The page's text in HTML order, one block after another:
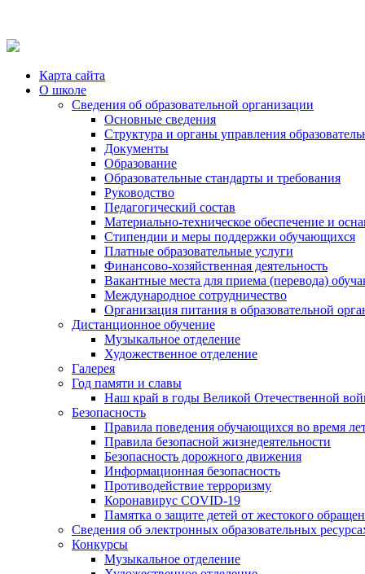
Карта сайта
О школе
Сведения об образовательной организации
Основные сведения
Структура и органы управления
Документы
Образование
Образовательные стандарты и требования
Руководство
Педагогический состав
Материально-техническое обеспечение и
Стипендии и меры поддержки обучающихся
Платные образовательные услуги
Финансово-хозяйственная деятельность
Вакантные места для приема (перевода)
Международное сотрудничество
Организация питания в образовательной
Дистанционное обучение
Музыкальное отделение
Художественное отделение
Галерея
Год памяти и славы
Наш край в годы Великой Отечественной
Безопасность
Правила поведения обучающихся во время
Правила безопасной жизнедеятельности
Безопасность дорожного движения
Информационная безопасность
Противодействие терроризму
Коронавирус COVID-19
Памятка о защите детей от жестокого
Сведения об электронных образовательных
Конкурсы
Музыкальное отделение